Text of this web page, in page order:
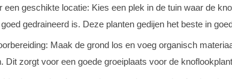
een geschikte locatie: Kies een plek in de tuin waar de
gedraineerd is. Deze planten gedijen het beste in
Maak de grond los en voeg organisch
Dit zorgt voor een goede groeiplaats voor de